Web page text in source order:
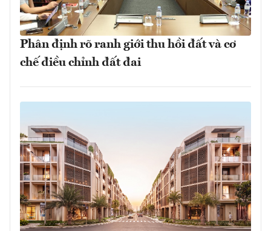
Phân định rõ ranh giới thu hồi đất và cơ
chế điều chỉnh đất đai